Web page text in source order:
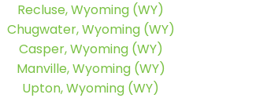
Recluse, Wyoming (WY)
Chugwater, Wyoming (WY)
Casper, Wyoming (WY)
Manville, Wyoming (WY)
Upton, Wyoming (WY)